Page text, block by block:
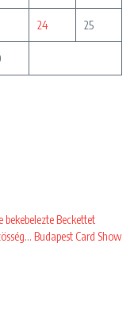
24 25
Beckettet
Budapest Card Show